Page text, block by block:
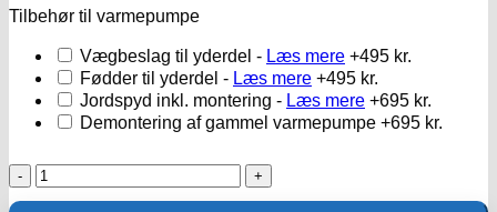
Tilbehør til varmepumpe
Vægbeslag til yderdel - Læs mere +495 kr.
Fødder til yderdel - Læs mere +495 kr.
Jordspyd inkl. montering - Læs mere +695 kr.
Demontering af gammel varmepumpe +695 kr.
Gree
Airy